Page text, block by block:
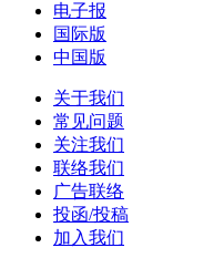
电子报
国际版
中国版
关于我们
常见问题
关注我们
联络我们
广告联络
投函/投稿
加入我们